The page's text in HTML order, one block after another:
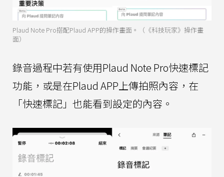
Plaud Note Pro搭配Plaud APP的操作畫面。（《科技玩家》操作畫
面）
錄音過程中若有使用Plaud Note Pro快速標記
功能，或是在Plaud APP上傳拍照內容，在
「快速標記」也能看到設定的內容。